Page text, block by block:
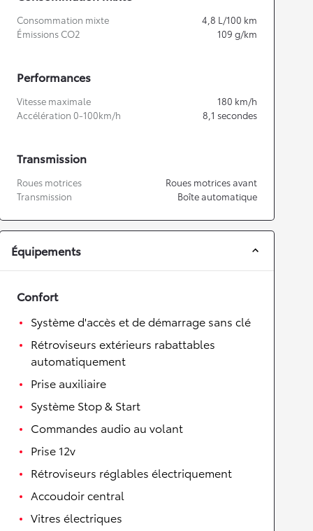
Consommation mixte 4,8 L/100 km
Émissions CO2
109 g/km
Performances
Vitesse maximale 180 km/h
Accélération 0-100km/h
8,1 secondes
Transmission
Roues motrices
Roues motrices avant
Transmission
Boîte automatique
Équipements
Confort
Système d'accès et de démarrage sans clé
Rétroviseurs extérieurs rabattables
automatiquement
Prise auxiliaire
Système Stop & Start
Commandes audio au volant
Prise 12v
Rétroviseurs réglables électriquement
Accoudoir central
Vitres électriques